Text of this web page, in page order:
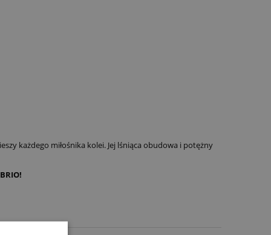
każdego miłośnika kolei. Jej lśniąca obudowa i potężny